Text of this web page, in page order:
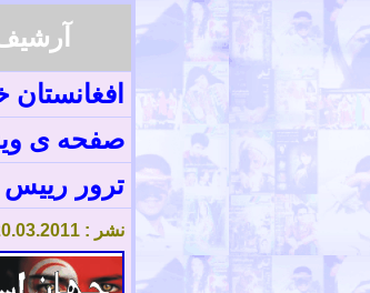
صفحه ی
ترور
نشر : .03.2011